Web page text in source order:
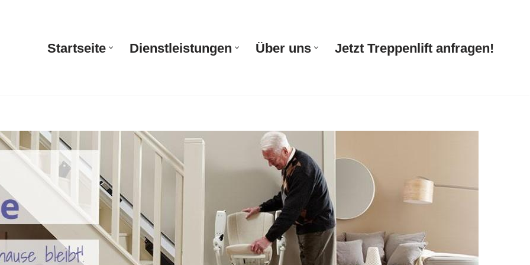
Startseite Dienstleistungen Über uns Jetzt Treppenlift anfragen!